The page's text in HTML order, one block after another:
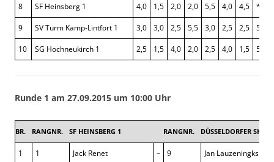
8 SF Heinsberg 1 4,0 1,5 2,0 2,0 5,5 4,0 4,5 **
9 SV Turm Kamp-Lintfort 1 3,0 3,0 2,5 5,5 3,0 2,5 2,5 5,0
10 SG Hochneukirch 1 2,5 1,5 4,0 2,0 2,5 4,0 1,5 5,0
Runde 1 am 27.09.2015 um 10:00 Uhr
BR. RANGNR. SF HEINSBERG 1 RANGNR. DÜSSELDORFER SK 2
1 1 Jack Renet – 9 Jan Lauzeningks